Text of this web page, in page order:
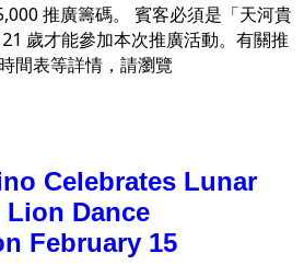
推廣籌碼。 賓客必須是「天河貴
歲才能參加本次推廣活動。有關推
間表等詳情，請瀏覽
Celebrates Lunar
Lion Dance
February 15